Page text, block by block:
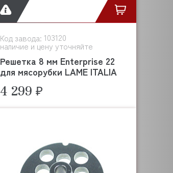
Код завода:103120
наличие и цену уточняйте
Решетка 8 мм Enterprise 22
для мясорубки LAME ITALIA
4 299 ₽